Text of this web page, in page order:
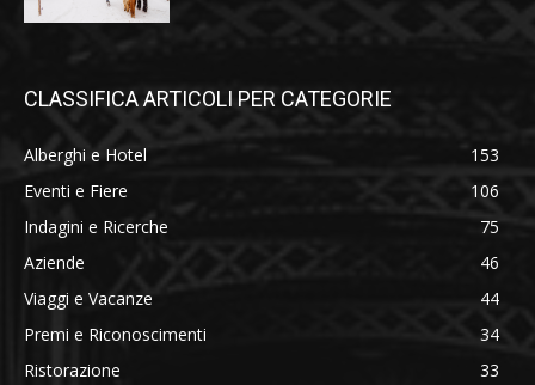
CLASSIFICA ARTICOLI PER CATEGORIE
Alberghi e Hotel
153
Eventi e Fiere
106
Indagini e Ricerche
75
Aziende
46
Viaggi e Vacanze
44
Premi e Riconoscimenti
34
Ristorazione
33